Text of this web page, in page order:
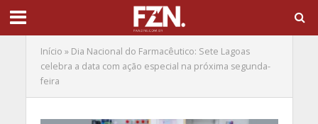
Início » Dia Nacional do Farmacêutico: Sete Lagoas
celebra a data com ação especial na próxima segunda-
feira